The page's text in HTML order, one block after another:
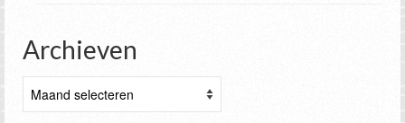
Archieven